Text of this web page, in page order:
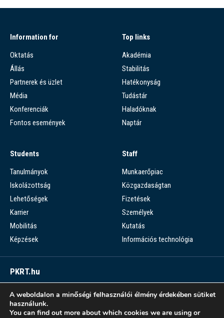
Information for
Oktatás
Állás
Partnerek és üzlet
Média
Konferenciák
Fontos események
Top links
Akadémia
Stabilitás
Hatékonyság
Tudástár
Haladóknak
Naptár
Students
Tanulmányok
Iskolázottság
Lehetőségek
Karrier
Mobilitás
Képzések
Staff
Munkaerőpiac
Közgazdaságtan
Fizetések
Személyek
Kutatás
Információs technológia
PKRT.hu
Piaci Kérdések Részletes Tára
PKRT >
A weboldalon a minőségi felhasználói élmény érdekében sütiket
használunk.
You can find out more about which cookies we are using or